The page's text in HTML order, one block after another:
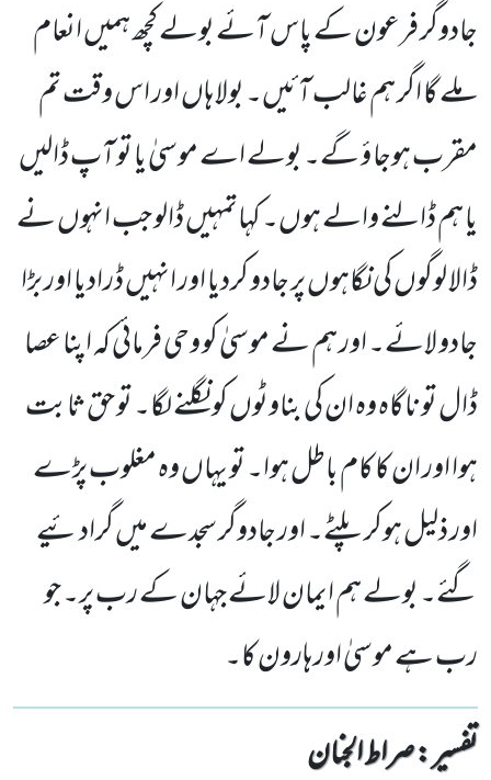
جادوگر فرعون کے پاس آئے بولے کچھ ہمیں انعام
ملے گا اگر ہم غالب آئیں۔ بولا ہاں اور اس وقت تم
مقرب ہوجا ؤ گے۔ بولے اے موسیٰ یا تو آپ ڈالیں
یا ہم ڈالنے والے ہوں۔ کہاتمہیں ڈالو جب انہوں نے
ڈالا لوگوں کی نگاہوں پر جادو کردیا اور انہیں ڈرادیا اور بڑا
جادو لائے۔ اور ہم نے موسیٰ کو وحی فرمائی کہ اپنا عصا
ڈال تو ناگاہ وہ ان کی بناوٹوں کو نگلنے لگا۔ تو حق ثابت
ہوا اور ان کا کام باطل ہوا۔ تو یہاں وہ مغلوب پڑے
اور ذلیل ہوکر پلٹے۔ اور جادوگر سجدے میں گرادئیے
گئے۔ بولے ہم ایمان لائے جہان کے رب پر۔ جو
رب ہے موسیٰ اور ہارون کا۔
تفسیر : ‎صراط الجنان